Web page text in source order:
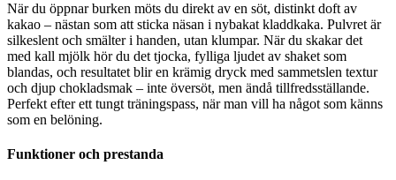
När du öppnar burken möts du direkt av en söt, distinkt doft av
kakao – nästan som att sticka näsan i nybakat kladdkaka. Pulvret är
silkeslent och smälter i handen, utan klumpar. När du skakar det
med kall mjölk hör du det tjocka, fylliga ljudet av shaket som
blandas, och resultatet blir en krämig dryck med sammetslen textur
och djup chokladsmak – inte översöt, men ändå tillfredsställande.
Perfekt efter ett tungt träningspass, när man vill ha något som känns
som en belöning.
Funktioner och prestanda